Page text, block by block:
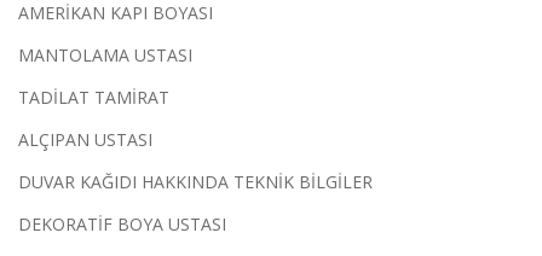
AMERİKAN KAPI BOYASI
MANTOLAMA USTASI
TADİLAT TAMİRAT
ALÇIPAN USTASI
DUVAR KAĞIDI HAKKINDA TEKNİK BİLGİLER
DEKORATİF BOYA USTASI